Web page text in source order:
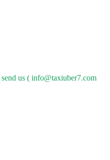
send us ( info@taxiuber7.com